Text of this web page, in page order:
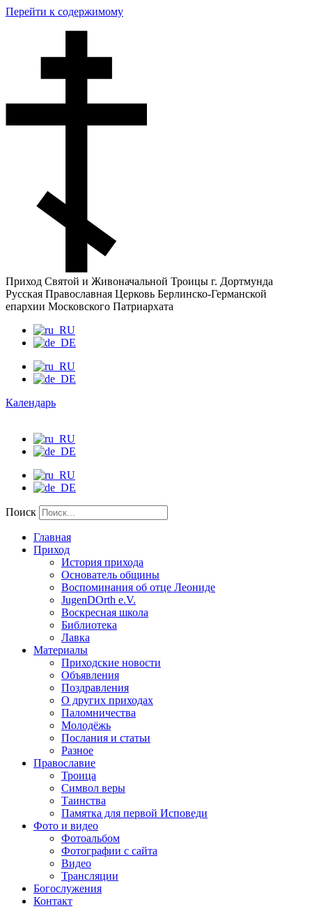
Перейти к содержимому
Приход Святой и Живоначальной Троицы г. Дортмунда
Русская Православная Церковь Берлинско-Германской
епархии Московского Патриархата
Календарь
Поиск
Главная
Приход
История прихода
Основатель общины
Воспоминания об отце Леониде
JugenDOrth e.V.
Воскресная школа
Библиотека
Лавка
Материалы
Приходские новости
Объявления
Поздравления
О других приходах
Паломничества
Молодёжь
Послания и статьи
Разное
Православие
Троица
Символ веры
Таинства
Памятка для первой Исповеди
Фото и видео
Фотоальбом
Фотографии с сайта
Видео
Трансляции
Богослужения
Контакт